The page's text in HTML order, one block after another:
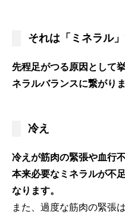
それは「ミネラル」
先程足がつる原因として
ネラルバランスに繋がりま
冷え
冷えが筋肉の緊張や血行不
本来必要なミネラルが不
なります。
また、過度な筋肉の緊張